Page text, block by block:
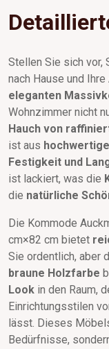
Stellen Sie sich vor,
nach Hause und
eleganten
Wohnzimmer nicht
Hauch von
ist aus
Festigkeit und
ist lackiert, was die
die natürliche
Die Kommode
cm×82 cm bietet
Sie ordentlich, aber
braune Holzfarbe
Look in den Raum,
Einrichtungsstilen
lässt. Dieses
Bedürfnisse,